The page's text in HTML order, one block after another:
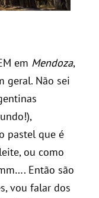
em Mendoza,
geral. Não sei
pastel que é
ou como
Então são
vou falar dos